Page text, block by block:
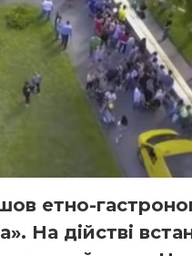
етно-
На дійстві